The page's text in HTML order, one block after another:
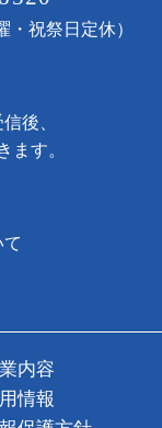
祝祭日定休）
後、
ます。
内容
情報